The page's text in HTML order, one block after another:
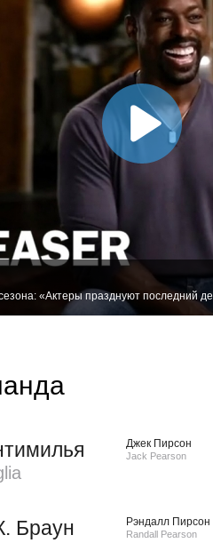
«Актеры празднуют последний
Джек Пирсон
Jack Pearson
Браун Рэндалл Пирсон
Randall Pearson